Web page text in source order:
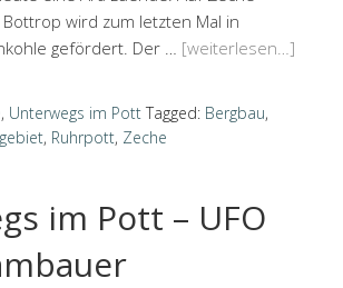
wird zum letzten Mal in
gefördert. Der … [weiterlesen…]
, Unterwegs im Pott Tagged: Bergbau,
, Ruhrpott, Zeche
im Pott – UFO